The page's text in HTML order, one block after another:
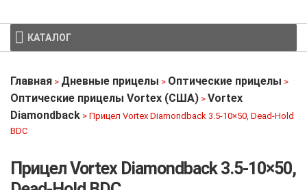
КАТАЛОГ
Главная > Дневные прицелы > Оптические прицелы >
Оптические прицелы Vortex (США) > Vortex
Diamondback > Прицел Vortex Diamondback 3.5-10×50, Dead-Hold
BDC
Прицел Vortex Diamondback 3.5-10×50,